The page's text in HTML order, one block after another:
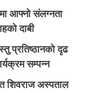
आफ्नो संलग्नता
दाबी
प्रतिष्ठानको दृढ
सम्पन्न
शिवराज अस्पताल